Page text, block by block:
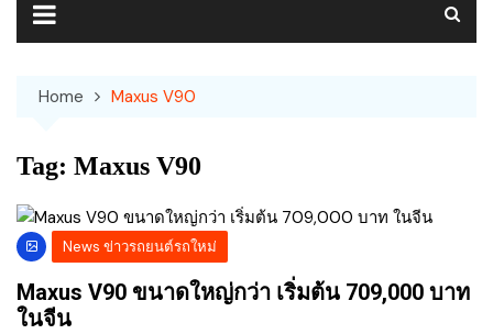
Home Maxus V90
Tag: Maxus V90
News ข่าวรถยนต์รถใหม่
Maxus V90 ขนาดใหญ่กว่า เริ่มต้น 709,000 บาท
ในจีน